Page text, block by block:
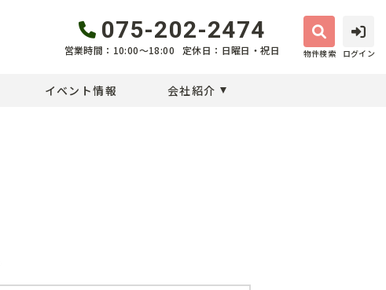
075-202-2474
営業時間：10:00〜18:00 定休日：日曜日・祝日 物件検索 ログイン
イベント情報 会社紹介